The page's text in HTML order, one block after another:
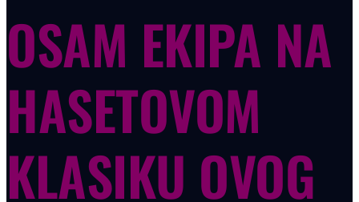
OSAM EKIPA NA
HASETOVOM
KLASIKU OVOG